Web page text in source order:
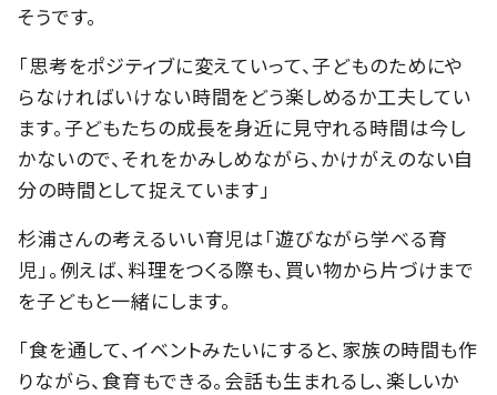
そうです。
「思考をポジティブに変えていって、子どものためにや
らなければいけない時間をどう楽しめるか工夫してい
ます。⼦どもたちの成⻑を身近に見守れる時間は今し
かないので、それをかみしめながら、かけがえのない自
分の時間として捉えています」
杉浦さんの考えるいい育児は「遊びながら学べる育
児」。例えば、料理をつくる際も、買い物から片づけまで
を子どもと一緒にします。
「食を通して、イベントみたいにすると、家族の時間も作
りながら、食育もできる。会話も生まれるし、楽しいか